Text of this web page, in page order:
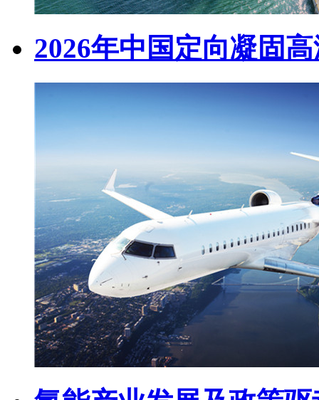
2026年中国定向凝固